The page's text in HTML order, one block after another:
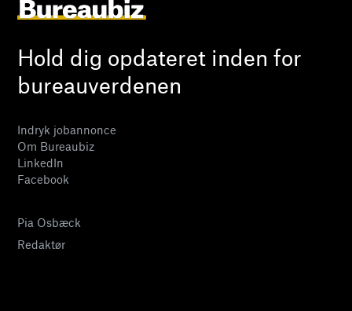
Hold dig opdateret inden for
bureauverdenen
Indryk jobannonce
Om Bureaubiz
LinkedIn
Facebook
Pia Osbæck
Redaktør